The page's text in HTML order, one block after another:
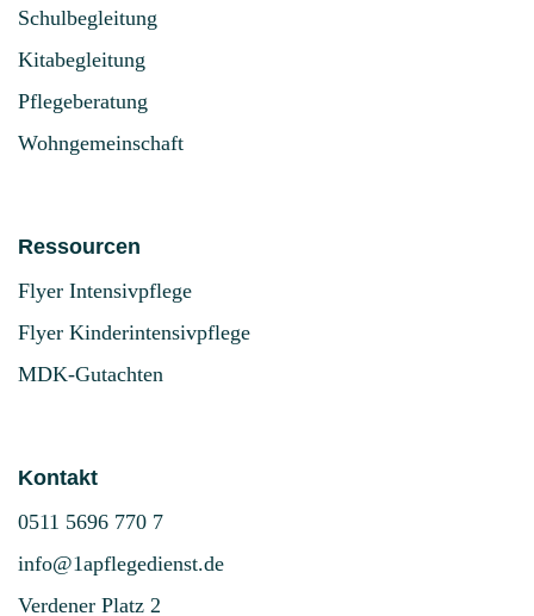
Schulbegleitung
Kitabegleitung
Pflegeberatung
Wohngemeinschaft
Ressourcen
Flyer Intensivpflege
Flyer Kinderintensivpflege
MDK-Gutachten
Kontakt
0511 5696 770 7
info@1apflegedienst.de
Verdener Platz 2